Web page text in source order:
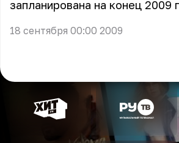
запланирована на конец 2009
18 сентября 00:00 2009